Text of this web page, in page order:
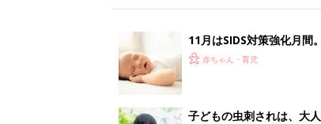
11月はSIDS対策強化月間
ること【小児科医】
赤ちゃん・育児
子どもの虫刺されは、大